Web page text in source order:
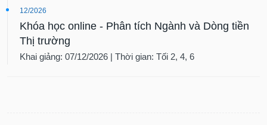
12/2026
Khóa học online - Phân tích Ngành và Dòng tiền
Thị trường
Khai giảng: 07/12/2026 | Thời gian: Tối 2, 4, 6